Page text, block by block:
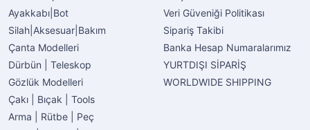
Ayakkabı|Bot
Silah|Aksesuar|Bakım
Çanta Modelleri
Dürbün | Teleskop
Gözlük Modelleri
Çakı | Bıçak | Tools
Arma | Rütbe | Peç
Veri Güveniği Politikası
Sipariş Takibi
Banka Hesap Numaralarımız
YURTDIŞI SİPARİŞ
WORLDWIDE SHIPPING